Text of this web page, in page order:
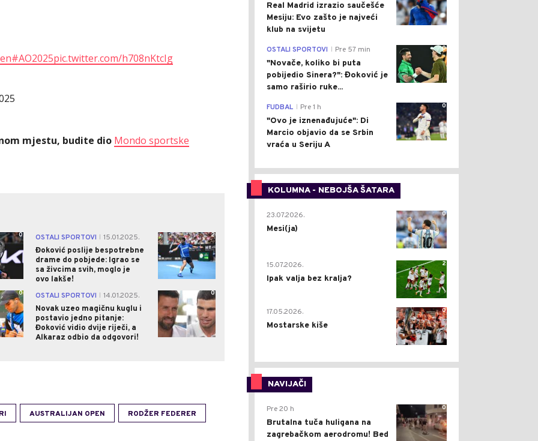
#AO2025pic.twitter.com/h708nKtcIg
mjestu, budite dio Mondo sportske
0 OSTALI SPORTOVI
15.01.2025.
Đoković poslije bespotrebne
drame do pobjede: Igrao se
sa živcima svih, moglo je
ovo lakše!
2
0 OSTALI SPORTOVI
14.01.2025.
Novak uzeo magičnu kuglu i
postavio jedno pitanje:
Đoković vidio dvije riječi, a
Alkaraz odbio da odgovori!
0
AUSTRALIJAN OPEN RODŽER FEDERER
Real Madrid izrazio saučešće
Mesiju: Evo zašto je najveći
klub na svijetu
0
OSTALI SPORTOVI Pre 57 min
"Novače, koliko bi puta
pobijedio Sinera?": Đoković je
samo raširio ruke...
0
FUDBAL Pre 1 h
"Ovo je iznenađujuće": Di
Marcio objavio da se Srbin
vraća u Seriju A
KOLUMNA - NEBOJŠA ŠATARA
0
23.07.2026.
Mesi(ja)
2
15.07.2026.
Ipak valja bez kralja?
0
17.05.2026.
Mostarske kiše
NAVIJAČI
0
Pre 20 h
Brutalna tuča huligana na
zagrebačkom aerodromu! Bed